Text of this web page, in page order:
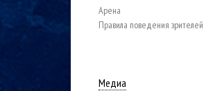
Арена
Правила поведения зрителей
Медиа